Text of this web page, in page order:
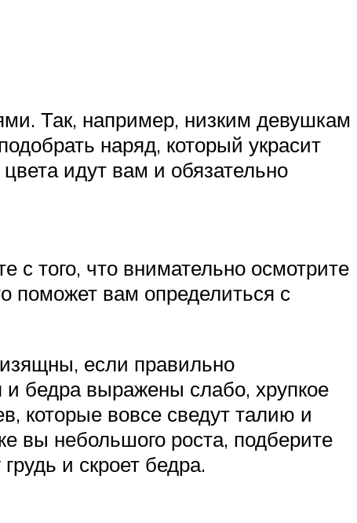
Так, например, низким девушкам
наряд, который украсит
идут вам и обязательно
с того, что внимательно осмотрите
поможет вам определиться с
если правильно
и бедра выражены слабо, хрупкое
которые вовсе сведут талию и
вы небольшого роста, подберите
и скроет бедра.